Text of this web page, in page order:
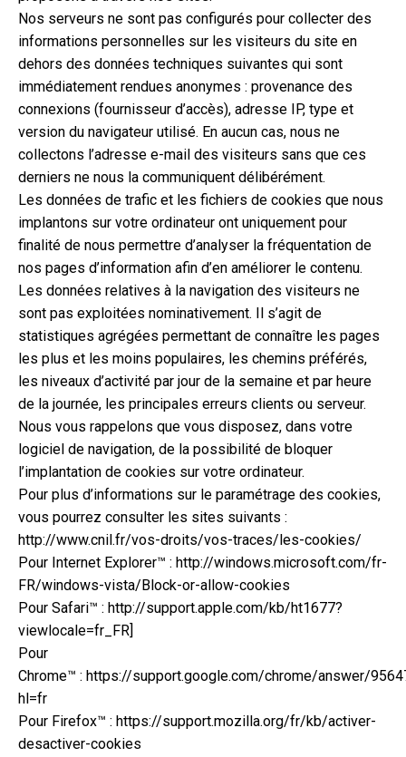
Nos serveurs ne sont pas configurés pour collecter des
informations personnelles sur les visiteurs du site en
dehors des données techniques suivantes qui sont
immédiatement rendues anonymes : provenance des
connexions (fournisseur d’accès), adresse IP, type et
version du navigateur utilisé. En aucun cas, nous ne
collectons l’adresse e-mail des visiteurs sans que ces
derniers ne nous la communiquent délibérément.
Les données de trafic et les fichiers de cookies que nous
implantons sur votre ordinateur ont uniquement pour
finalité de nous permettre d’analyser la fréquentation de
nos pages d’information afin d’en améliorer le contenu.
Les données relatives à la navigation des visiteurs ne
sont pas exploitées nominativement. Il s’agit de
statistiques agrégées permettant de connaître les pages
les plus et les moins populaires, les chemins préférés,
les niveaux d’activité par jour de la semaine et par heure
de la journée, les principales erreurs clients ou serveur.
Nous vous rappelons que vous disposez, dans votre
logiciel de navigation, de la possibilité de bloquer
l’implantation de cookies sur votre ordinateur.
Pour plus d’informations sur le paramétrage des cookies,
vous pourrez consulter les sites suivants :
http://www.cnil.fr/vos-droits/vos-traces/les-cookies/
Pour Internet Explorer™ : http://windows.microsoft.com/fr-
FR/windows-vista/Block-or-allow-cookies
Pour Safari™ : http://support.apple.com/kb/ht1677?
viewlocale=fr_FR]
Pour
Chrome™ : https://support.google.com/chrome/answer/
hl=fr
Pour Firefox™ : https://support.mozilla.org/fr/kb/activer-
desactiver-cookies